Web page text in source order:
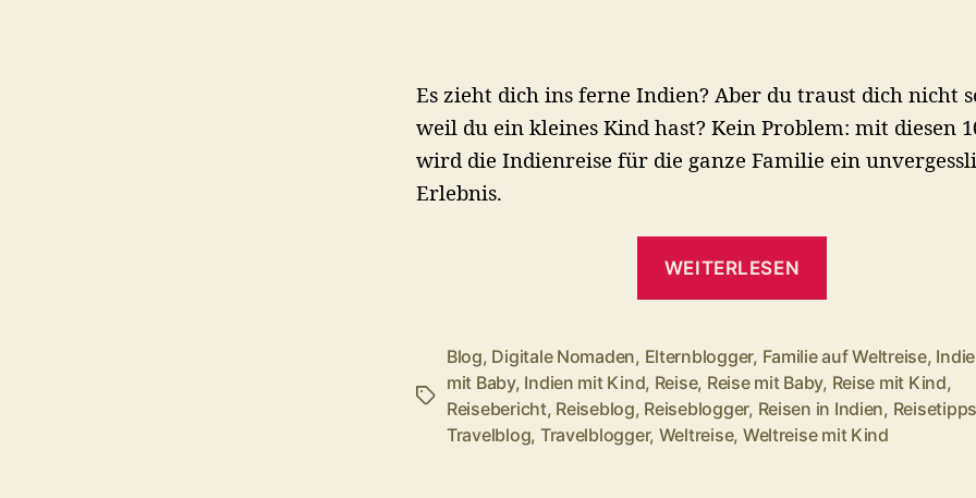
Es zieht dich ins ferne Indien? Aber du traust dich nicht
weil du ein kleines Kind hast? Kein Problem: mit diesen
wird die Indienreise für die ganze Familie ein
Erlebnis.
WEITERLESEN
Indien?
10
Tipps
Schlagwörter
Blog, Digitale Nomaden, Elternblogger, Familie auf Weltreise,
mit Baby, Indien mit Kind, Reise, Reise mit Baby, Reise mit Kind,
Reisebericht, Reiseblog, Reiseblogger, Reisen in Indien, Reisetipps
Travelblog, Travelblogger, Weltreise, Weltreise mit Kind